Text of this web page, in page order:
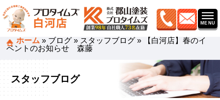
ホーム » ブログ » スタッフブログ »
【白河店】春のイ
ベントのお知らせ 森藤
スタッフブログ